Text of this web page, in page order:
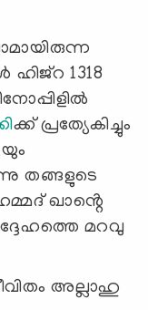
1318
ക്ക് പ്രത്യേകിച്ചും
തങ്ങളുടെ
ഖാൻ്റെ
മറവു
അല്ലാഹു